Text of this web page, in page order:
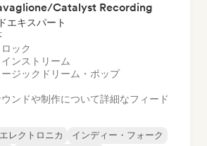
Catalyst Recording
エキスパート
ック
ンストリーム
ジック ドリーム・ポップ
ンドや制作について詳細なフィード
エレクトロニカ
インディー・フォーク